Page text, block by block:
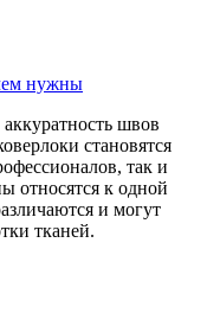
швов
становятся
так и
относятся к одной
и могут
тканей.